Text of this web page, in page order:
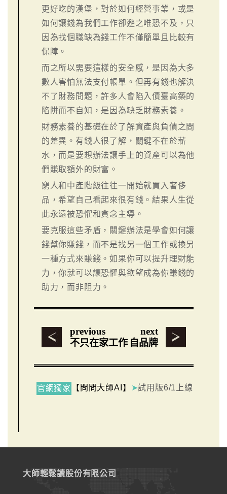
更好吃的漢堡，對於如何經營事業，或是
如何讓錢為我們工作卻避之唯恐不及，只
因為找個職缺為錢工作不僅簡單且比較有
保障。
而之所以需要這樣的安全感，是因為大多
數人害怕無法支付帳單。但再有錢也解決
不了財務問題，許多人會陷入債臺高築的
陷阱而不自知，是因為缺乏財務素養。
財務素養的基礎在於了解資產與負債之間
的差異。有錢人很了解，關鍵不在於薪
水，而是要想辦法讓手上的資產可以為他
們賺取額外的財富。
窮人和中產階級往往一開始就買入奢侈
品，希望自己看起來很有錢。結果人生從
此永遠被恐懼和貪念主導。
要克服這些矛盾，關鍵辦法是學會如何讓
錢幫你賺錢，而不是找另一個工作或換另
一種方式來賺錢。如果你可以提升理財能
力，你就可以讓恐懼與欲望成為你賺錢的
助力，而非阻力。
previous
不只在家工作
next
自品牌
官網獨家 【問問大師AI】 ➤試用版6/1上線
大師輕鬆讀股份有限公司